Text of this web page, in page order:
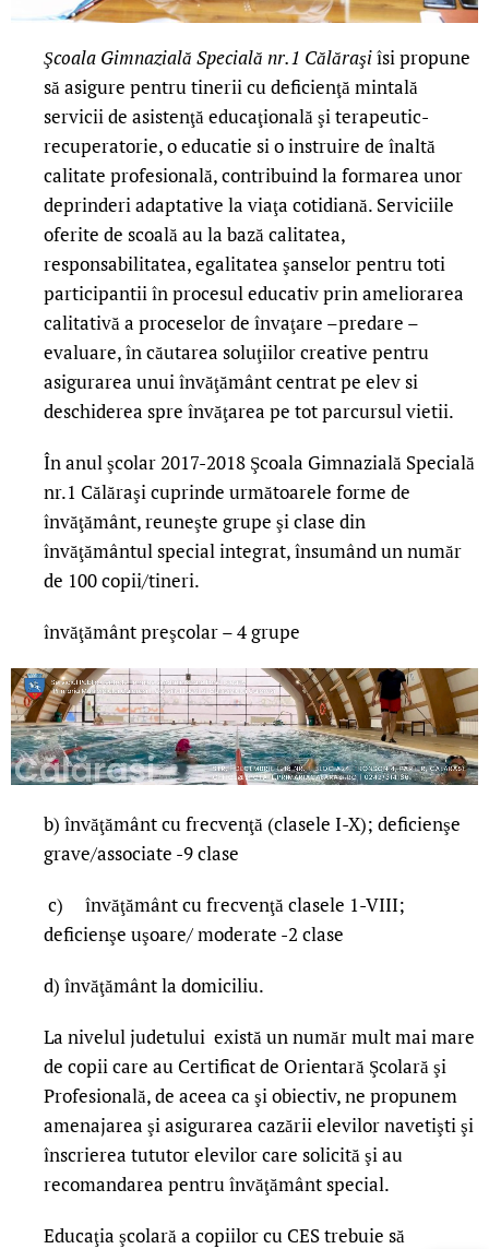
Şcoala Gimnazială Specială nr.1 Călăraşiîsi propune
să asigure pentru tinerii cu deficienţă mintală
servicii de asistenţă educaţională şi terapeutic-
recuperatorie, o educatie si o instruire de înaltă
calitate profesională, contribuind la formarea unor
deprinderi adaptative la viaţa cotidiană. Serviciile
oferite de scoală au la bază calitatea,
responsabilitatea, egalitatea şanselor pentru toti
participantii în procesul educativ prin ameliorarea
calitativă a proceselor de învaţare –predare –
evaluare, în căutarea soluţiilor creative pentru
asigurarea unui învăţământ centrat pe elev si
deschiderea spre învăţarea pe tot parcursul vietii.
În anul şcolar 2017-2018 Şcoala Gimnazială Specială
nr.1 Călăraşi cuprinde următoarele forme de
învăţământ, reuneşte grupe şi clase din
învăţământul special integrat, însumând un număr
de 100 copii/tineri.
învăţământ preşcolar – 4 grupe
b) învăţământ cu frecvenţă (clasele I-X); deficienşe
grave/associate -9 clase
c) învăţământ cu frecvenţă clasele 1-VIII;
deficienşe uşoare/ moderate -2 clase
d) învăţământ la domiciliu.
La nivelul judetului există un număr mult mai mare
de copii care au Certificat de Orientară Şcolară şi
Profesională, de aceea ca şi obiectiv, ne propunem
amenajarea şi asigurarea cazării elevilor navetişti şi
înscrierea tututor elevilor care solicită şi au
recomandarea pentru învăţământ special.
Educaţia şcolară a copiilor cu CES trebuie să